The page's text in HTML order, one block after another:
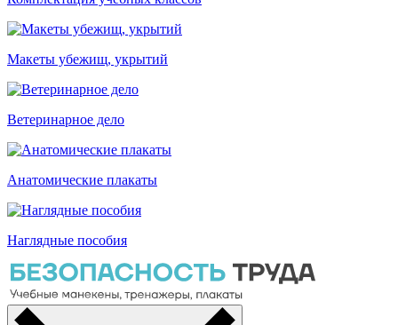
Макеты убежищ, укрытий
Ветеринарное дело
Анатомические плакаты
Наглядные пособия